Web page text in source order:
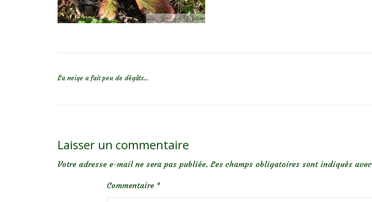
La neige a fait peu de dégâts…
Laisser un commentaire
Votre adresse e-mail ne sera pas publiée. Les champs obligatoires sont indiqués avec
Commentaire *